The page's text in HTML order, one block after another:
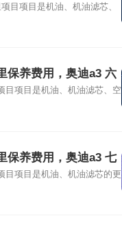
目
目项目是机油、机油滤芯、
保养费用，奥迪a3 六
目项目是机油、机油滤芯、空
保养费用，奥迪a3 七
目项目是机油、机油滤芯的更